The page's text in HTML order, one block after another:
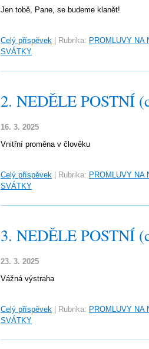
Jen tobě, Pane, se budeme klanět!
Celý příspěvek Rubrika: PROMLUVY NA
SVÁTKY
2. NEDĚLE POSTNÍ
16. 3. 2025
Vnitřní proměna v člověku
Celý příspěvek Rubrika: PROMLUVY NA
SVÁTKY
3. NEDĚLE POSTNÍ
23. 3. 2025
Vážná výstraha
Celý příspěvek Rubrika: PROMLUVY NA
SVÁTKY